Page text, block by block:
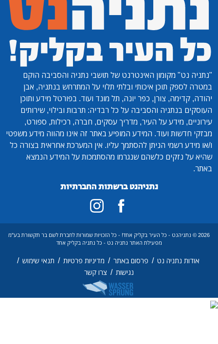
"נתניה נט" מקומון האינטרנט של תושבי נתניה והסביבה הוקם
במטרה לספק תוכן איכותי ובלתי תלוי על המתרחש בנתניה, אבן
יהודה, קדימה, צורן, כפר יונה, תל מונד ועוד. בפורטל מידע ותוכן
העוסקים בנתניה והסביבה על כל רבדיה: תרבות ובילוי, שירותים
עירוניים, מידע על העיר, מדריך עסקים, חברה, רכילות, ספורט,
מבזקי חדשות ועוד. המידע המופיע באתר זה אינו מהווה מידע משפטי
ו/או מידע רשמי הניתן להסתמך עליו. אין המערכת אחראית בצורה כל
שהיא על נזקים כלשהם שנגרמו מהסתמכות על המידע הנמצא
באתר.
נתניהנט ברשתות החברתיות
2026 © נתניהנט - כל העיר בקליק אחד! - כל הזכויות שמורות לחברת לשם בר תקשורת בע"מ
מפעילת האתר נתניה נט - כל נתניה בקליק אחד
אודות נתניה נט / פרסום באתר / מדיניות פרטיות / תנאי שימוש /
נגישות / צרו קשר